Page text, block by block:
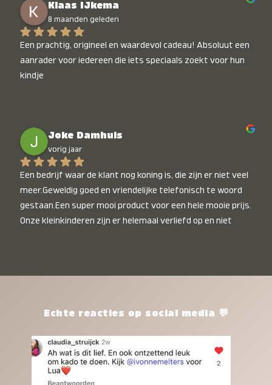
Klaas IJkema
8 maanden geleden
Een prachtig, origineel en waardevol cadeau! Absoluut een
aanrader voor iedereen die iets speciaals zoekt voor hun
kindje
Joke Damhuis
vorig jaar
Een bedrijf waar de klant nog koning is, die zijn er niet veel
meer.Geweldig goed en vriendelijke telefonisch te woord
gestaan.Een super mooi product voor een hele mooie prijs.
Onze kleinkinderen zijn er helemaal verliefd op en niet
het waard.Echte reacties op social media 💬